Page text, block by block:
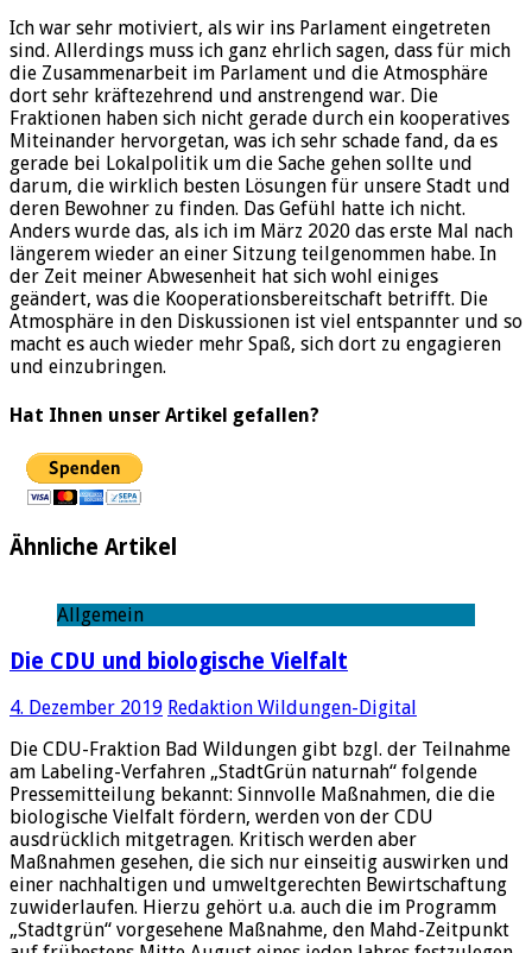
Ich war sehr motiviert, als wir ins Parlament eingetreten
sind. Allerdings muss ich ganz ehrlich sagen, dass für mich
die Zusammenarbeit im Parlament und die Atmosphäre
dort sehr kräftezehrend und anstrengend war. Die
Fraktionen haben sich nicht gerade durch ein kooperatives
Miteinander hervorgetan, was ich sehr schade fand, da es
gerade bei Lokalpolitik um die Sache gehen sollte und
darum, die wirklich besten Lösungen für unsere Stadt und
deren Bewohner zu finden. Das Gefühl hatte ich nicht.
Anders wurde das, als ich im März 2020 das erste Mal nach
längerem wieder an einer Sitzung teilgenommen habe. In
der Zeit meiner Abwesenheit hat sich wohl einiges
geändert, was die Kooperationsbereitschaft betrifft. Die
Atmosphäre in den Diskussionen ist viel entspannter und so
macht es auch wieder mehr Spaß, sich dort zu engagieren
und einzubringen.
Hat Ihnen unser Artikel gefallen?
Ähnliche Artikel
Allgemein
Die CDU und biologische Vielfalt
4. Dezember 2019 Redaktion Wildungen-Digital
Die CDU-Fraktion Bad Wildungen gibt bzgl. der Teilnahme
am Labeling-Verfahren „StadtGrün naturnah“ folgende
Pressemitteilung bekannt: Sinnvolle Maßnahmen, die die
biologische Vielfalt fördern, werden von der CDU
ausdrücklich mitgetragen. Kritisch werden aber
Maßnahmen gesehen, die sich nur einseitig auswirken und
einer nachhaltigen und umweltgerechten Bewirtschaftung
zuwiderlaufen. Hierzu gehört u.a. auch die im Programm
„Stadtgrün“ vorgesehene Maßnahme, den Mahd-Zeitpunkt